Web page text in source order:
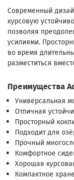
Современный
курсовую
позволяя
усилиями.
во время
разместиться
Преимущества
Универсальная
Отличная
Просторный
Подходит для
Прочный
Комфортное
Хорошая
Компактное